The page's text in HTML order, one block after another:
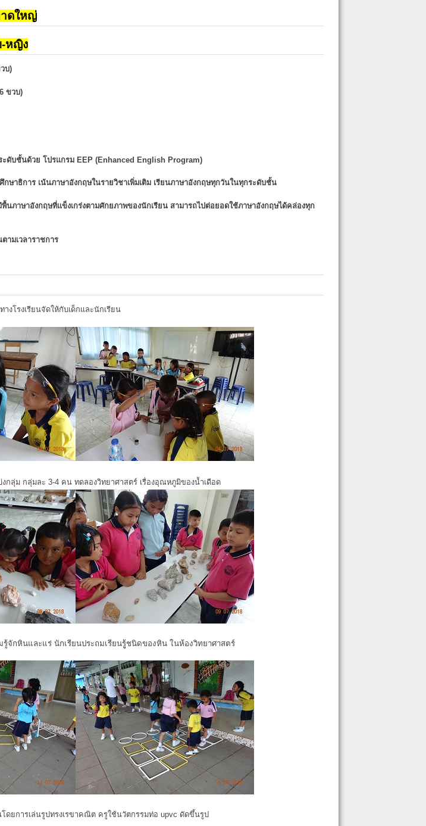
าดใหญ่
-หญิง
บ)
ขวบ)
ดับชั้นด้วย โปรแกรม EEP (Enhanced English Program)
กษาธิการ เน้นภาษาอังกฤษในรายวิชาเพิ่มเติม เรียนภาษาอังกฤษทุกวันในทุกระดับชั้น
นภาษาอังกฤษที่แข็งเกร่งตามศักยภาพของนักเรียน สามารถไปต่อยอดใช้ภาษาอังกฤษได้คล่องทุก
ามเวลาราชการ
งโรงเรียนจัดให้กับเด็กและนักเรียน
กลุ่ม กลุ่มละ 3-4 คน ทดลองวิทยาศาสตร์ เรื่องอุณหภูมิของน้ำเดือด
รู้จักหินและแร่ นักเรียนประถมเรียนรูู้ชนิดของหิน ในห้องวิทยาศาสตร์
ดยการเล่นรูปทรงเรขาคณิต ครูใช้นวัตกรรมท่อ upvc ดัดขึ้นรูป